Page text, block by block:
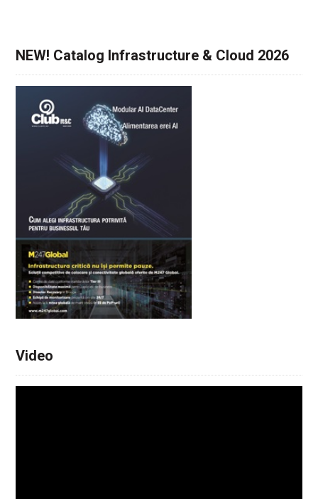
NEW! Catalog Infrastructure & Cloud 2026
Video